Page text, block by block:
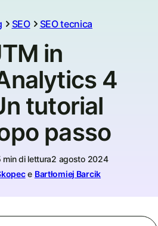
SEO SEO tecnica
in
4
tutorial
passo
min di lettura2 agosto 2024
e Bartłomiej Barcik